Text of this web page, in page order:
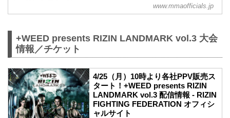
www.mmaofficials.jp
+WEED presents RIZIN LANDMARK vol.3 大会
情報／チケット
4/25（月）10時より各社PPV販売ス
タート！+WEED presents RIZIN
LANDMARK vol.3 配信情報 - RIZIN
FIGHTING FEDERATION オフィシ
ャルサイト